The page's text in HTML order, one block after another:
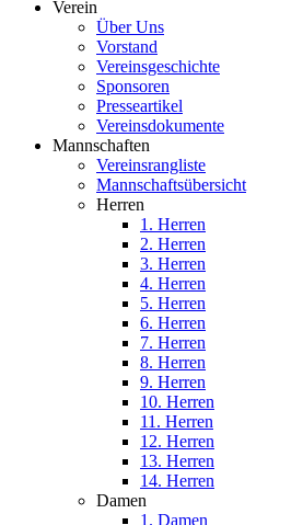
Verein
Über Uns
Vorstand
Vereinsgeschichte
Sponsoren
Presseartikel
Vereinsdokumente
Mannschaften
Vereinsrangliste
Mannschaftsübersicht
Herren
1. Herren
2. Herren
3. Herren
4. Herren
5. Herren
6. Herren
7. Herren
8. Herren
9. Herren
10. Herren
11. Herren
12. Herren
13. Herren
14. Herren
Damen
1. Damen